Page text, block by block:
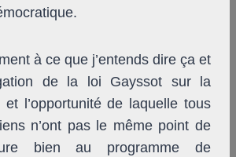
à ce que j’entends dire ça et
de la loi Gayssot sur la
et l’opportunité de laquelle tous
n’ont pas le même point de
bien au programme de